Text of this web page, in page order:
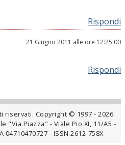
Rispondi
21 Giugno 2011 alle ore 12:25:00
Rispondi
riservati. Copyright © 1997 - 2026
"Via Piazza" - Viale Pio XI, 11/A5 -
04710470727 - ISSN 2612-758X